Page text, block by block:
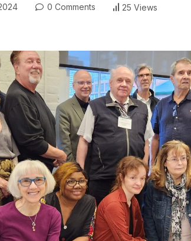
0 Comments 25 Views